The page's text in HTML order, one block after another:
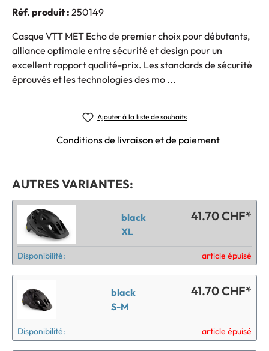
Réf. produit : 250149
Casque VTT MET Echo de premier choix pour débutants,
alliance optimale entre sécurité et design pour un
excellent rapport qualité-prix. Les standards de sécurité
éprouvés et les technologies des mo ...
Ajouter à la liste de souhaits
Conditions de livraison et de paiement
AUTRES VARIANTES:
black
XL
41.70 CHF*
Disponibilité: article épuisé
black
S-M
41.70 CHF*
Disponibilité: article épuisé